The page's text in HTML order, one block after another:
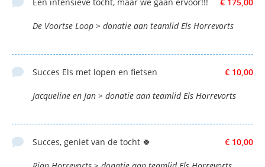
De Voortse Loop > donatie aan teamlid Els Horrevorts
€ 10,00
Succes Els met lopen en fietsen
Jacqueline en Jan > donatie aan teamlid Els Horrevorts
€ 10,00
Succes, geniet van de tocht 🍀